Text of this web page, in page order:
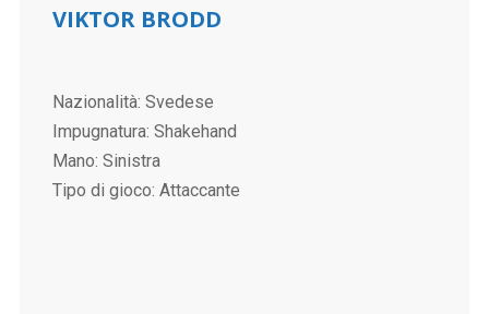
VIKTOR BRODD
Nazionalità: Svedese
Impugnatura: Shakehand
Mano: Sinistra
Tipo di gioco: Attaccante